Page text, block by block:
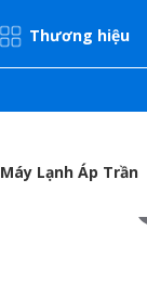
Thương hiệu
Máy Lạnh Áp Trần